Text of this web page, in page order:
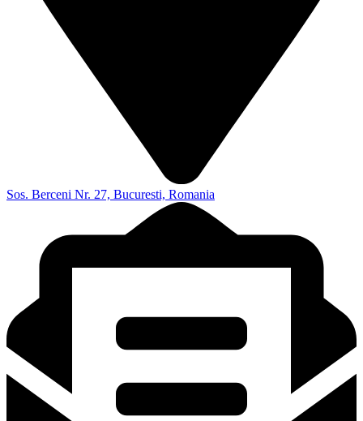
Sos. Berceni Nr. 27, Bucuresti, Romania